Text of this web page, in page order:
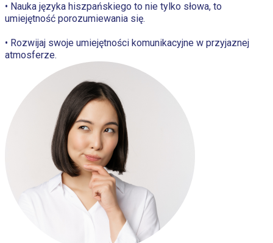
• Nauka języka hiszpańskiego to nie tylko słowa, to
umiejętność porozumiewania się.
• Rozwijaj swoje umiejętności komunikacyjne w przyjaznej
atmosferze.